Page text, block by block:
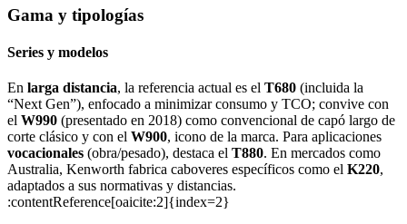
Gama y tipologías
Series y modelos
En larga distancia, la referencia actual es el T680 (incluida la
“Next Gen”), enfocado a minimizar consumo y TCO; convive con
el W990 (presentado en 2018) como convencional de capó largo de
corte clásico y con el W900, icono de la marca. Para aplicaciones
vocacionales (obra/pesado), destaca el T880. En mercados como
Australia, Kenworth fabrica caboveres específicos como el K220,
adaptados a sus normativas y distancias.
:contentReference[oaicite:2]{index=2}